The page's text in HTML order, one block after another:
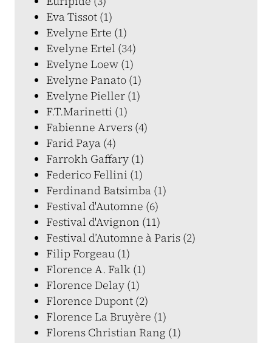
Eva Tissot (1)
Evelyne Erte (1)
Evelyne Ertel (34)
Evelyne Loew (1)
Evelyne Panato (1)
Evelyne Pieller (1)
F.T.Marinetti (1)
Fabienne Arvers (4)
Farid Paya (4)
Farrokh Gaffary (1)
Federico Fellini (1)
Ferdinand Batsimba (1)
Festival d'Automne (6)
Festival d'Avignon (11)
Festival d’Automne à Paris (2)
Filip Forgeau (1)
Florence A. Falk (1)
Florence Delay (1)
Florence Dupont (2)
Florence La Bruyère (1)
Florens Christian Rang (1)